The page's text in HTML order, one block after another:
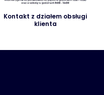
Kontakt z działem obsługi
klienta